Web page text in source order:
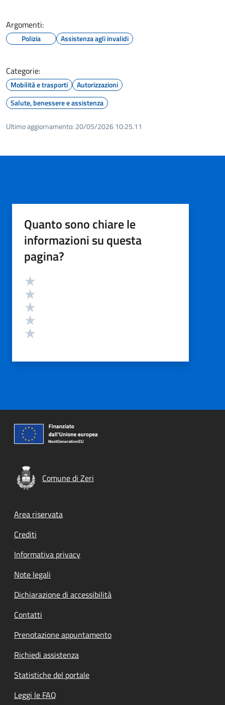
Argomenti:
Polizia Assistenza agli invalidi
Categorie:
Mobilità e trasporti
Autorizzazioni
Salute, benessere e assistenza
Ultimo aggiornamento: 20/05/2026 10:25.11
Quanto sono chiare le
informazioni su questa
pagina?
Valutazione
Comune di Zeri
Footer menu
Area riservata
Crediti
Informativa privacy
Note legali
Dichiarazione di accessibilità
Contatti
Prenotazione appuntamento
Richiedi assistenza
Statistiche del portale
Leggi le FAQ